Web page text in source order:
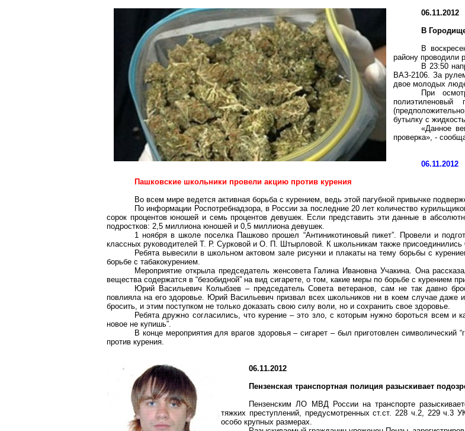
06.11.2012
В
В
району проводили
В 23:50
ВАЗ-2106. За
двое молодых
При
полиэтиленовый
бутылку с
«Данное
проверка», -
06.11.2012
Пашковские школьники провели акцию против курения
Во всем мире ведется активная борьба с курением, ведь этой пагубной привычке
По информации Роспотребнадзора, в России за последние 20 лет количество
сорок процентов юношей и семь процентов девушек. Если представить эти данные в
подростков: 2,5 миллиона юношей и 0,5 миллиона девушек.
1 ноября в школе поселка Пашково прошел “Антиникотиновый пикет”. Провели и
классных руководителей Т. Р. Сурковой и О. П. Штырловой. К школьникам также присоединились
Ребята вывесили в школьном актовом зале рисунки и плакаты на тему борьбы с
борьбе с табакокурением.
Мероприятие открыла председатель женсовета Галина Ивановна Учакина. Она
вещества содержатся в “безобидной” на вид сигарете, о том, какие меры по борьбе с курением
Юрий Васильевич Колыбзев – председатель Совета ветеранов, сам не так давно
повлияла на его здоровье. Юрий Васильевич призвал всех школьников ни в коем случае даже
бросить, и этим поступком не только доказать свою силу воли, но и сохранить свое здоровье.
Ребята дружно согласились, что курение – это зло, с которым нужно бороться всем и
новое не купишь”.
В конце мероприятия для врагов здоровья – сигарет – был приготовлен
против курения.
06.11.2012
Пензенская транспортная полиция разыскивает
Пензенским ЛО МВД России на транспорте
тяжких преступлений, предусмотренных ст.ст. 228 ч.2, 229
особо крупных размерах.